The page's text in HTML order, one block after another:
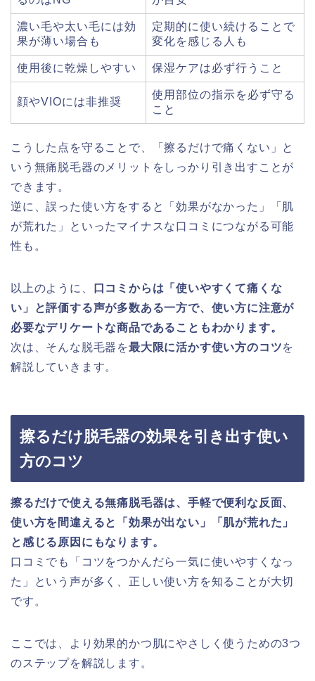
濃い毛や太い毛には効
果が薄い場合も
定期的に使い続けることで
変化を感じる人も
使用後に乾燥しやすい 保湿ケアは必ず行うこと
顔やVIOには非推奨
使用部位の指示を必ず守る
こと
こうした点を守ることで、「擦るだけで痛くない」と
いう無痛脱毛器のメリットをしっかり引き出すことが
できます。
逆に、誤った使い方をすると「効果がなかった」「肌
が荒れた」といったマイナスな口コミにつながる可能
性も。
以上のように、
口コミからは「使いやすくて痛くな
い」と評価する声が多数ある一方で、使い方に注意が
必要なデリケートな商品であることもわかります。
次は、そんな脱毛器を最大限に活かす使い方のコツを
解説していきます。
擦るだけ脱毛器の効果を引き出す使い
方のコツ
擦るだけで使える無痛脱毛器は、手軽で便利な反面、
使い方を間違えると「効果が出ない」「肌が荒れた」
と感じる原因にもなります。
口コミでも「コツをつかんだら一気に使いやすくなっ
た」という声が多く、正しい使い方を知ることが大切
です。
ここでは、より効果的かつ肌にやさしく使うための3つ
のステップを解説します。